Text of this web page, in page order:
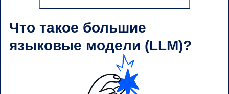
Что такое большие
языковые модели (LLM)?